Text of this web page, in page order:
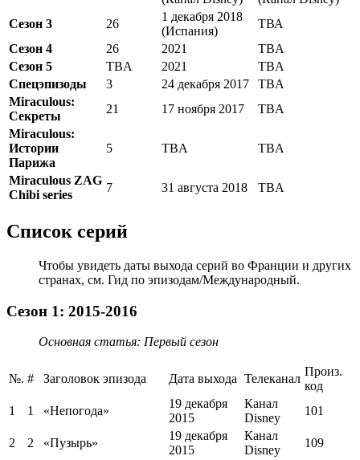
Сезон 3
26
1 декабря 2018
(Испания)
ТВА
Сезон 4
26 2021
TBA
Сезон 5
TBA 2021
TBA
Спецэпизоды
3 24 декабря 2017
TBA
Miraculous:
Секреты
21 17 ноября 2017
TBA
Miraculous:
Истории
Парижа
5 TBA TBA
Miraculous ZAG
Chibi series
7 31 августа 2018 TBA
Список серий
Чтобы увидеть даты выхода серий во Франции и других
странах, см. Гид по эпизодам/Международный.
Сезон 1: 2015-2016
Основная статья: Первый сезон
№. # Заголовок эпизода Дата выхода Телеканал
Произ.
код
1
1 «Непогода»
19 декабря
2015
Канал
Disney
101
2 2 «Пузырь»
19 декабря
2015
Канал
Disney
109